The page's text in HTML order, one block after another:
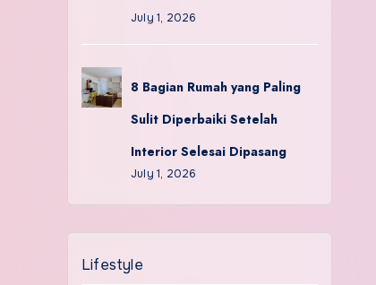
July 1, 2026
8 Bagian Rumah yang Paling
Sulit Diperbaiki Setelah
Interior Selesai Dipasang
July 1, 2026
Lifestyle